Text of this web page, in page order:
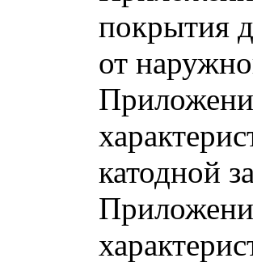
покрытия
от
катодной